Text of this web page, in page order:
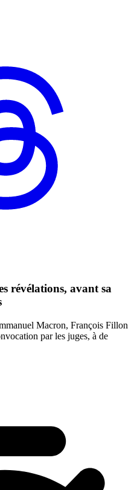
révélations, avant sa
Macron, François Fillon
par les juges, à de